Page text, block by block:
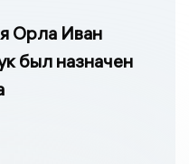
Орла Иван
был назначен